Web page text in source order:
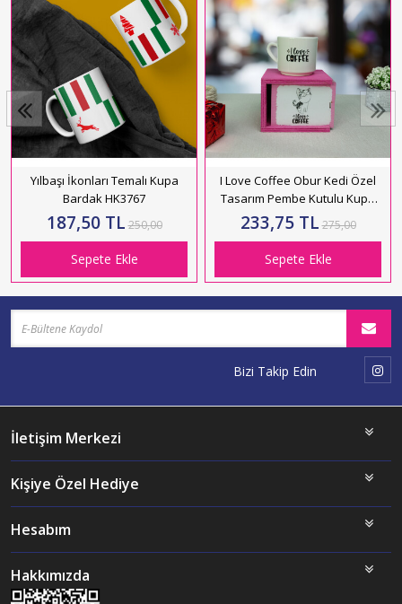
Yılbaşı İkonları Temalı Kupa
Bardak HK3767
187,50 TL 250,00
Sepete Ekle
I Love Coffee Obur Kedi Özel
Tasarım Pembe Kutulu Kupa
HK2904
233,75 TL 275,00
Sepete Ekle
Bizi Takip Edin
İletişim Merkezi
Kişiye Özel Hediye
Hesabım
Hakkımızda